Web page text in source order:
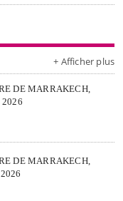
+ Afficher plus
DE MARRAKECH,
DE MARRAKECH,